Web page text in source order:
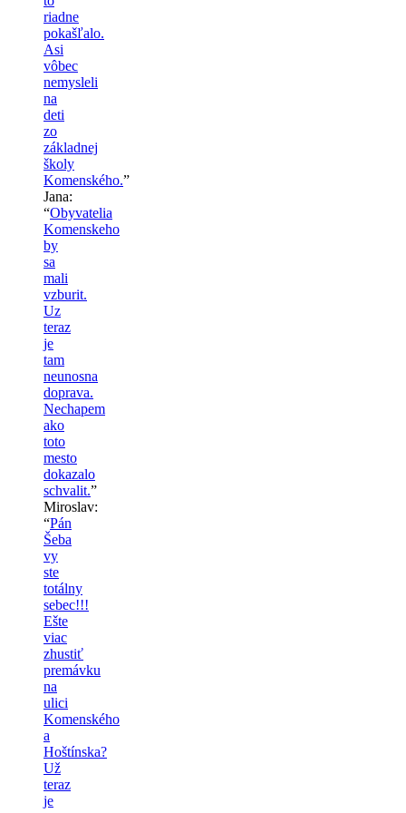
riadne
pokašľalo.
Asi
vôbec
nemysleli
na
deti
zo
základnej
školy
Komenského.”
Jana:
“Obyvatelia
Komenskeho
by
sa
mali
vzburit.
Uz
teraz
je
tam
neunosna
doprava.
Nechapem
ako
toto
mesto
dokazalo
schvalit.”
Miroslav:
“Pán
Šeba
vy
ste
totálny
sebec!!!
Ešte
viac
zhustiť
premávku
na
ulici
Komenského
a
Hoštínska?
Už
teraz
je